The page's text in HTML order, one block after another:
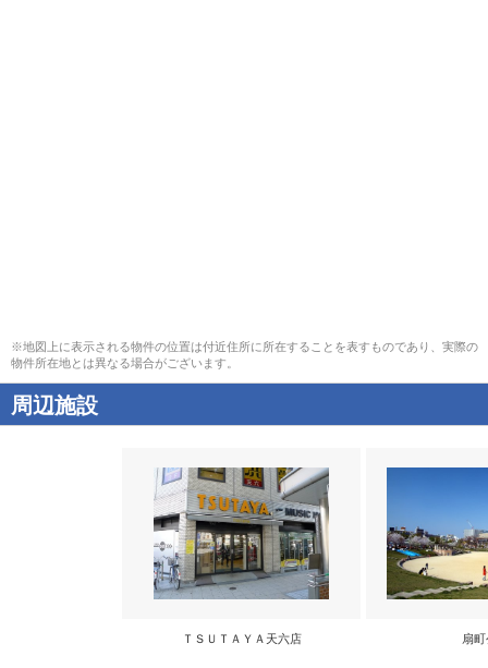
※地図上に表示される物件の位置は付近住所に所在することを表すものであり、実際の
物件所在地とは異なる場合がございます。
周辺施設
ＴＳＵＴＡＹＡ天六店 扇